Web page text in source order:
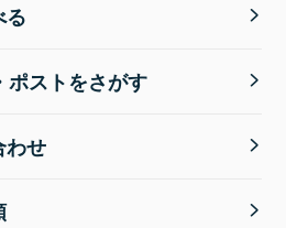
る
ポストをさがす
わせ